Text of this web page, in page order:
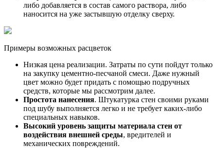
либо добавляется в состав самого раствора, либо
наносится на уже застывшую отделку сверху.
Примеры возможных расцветок
Низкая цена реализации. Затраты по сути пойдут только
на закупку цементно-песчаной смеси. Даже нужный
цвет можно будет придать с помощью подручных
средств, которые мы рассмотрим далее.
Простота нанесения. Штукатурка стен своими руками
под шубу выполняется легко и не требует каких-либо
специальных навыков.
Высокий уровень защиты материала стен от
воздействия внешней среды, вредителей и
механических повреждений.